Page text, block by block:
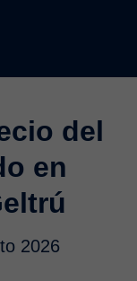
del
en
2026